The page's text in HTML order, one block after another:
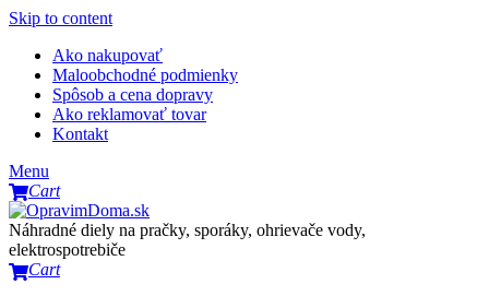
Skip to content
Ako nakupovať
Maloobchodné podmienky
Spôsob a cena dopravy
Ako reklamovať tovar
Kontakt
Menu
Cart
Náhradné diely na pračky, sporáky, ohrievače vody,
elektrospotrebiče
Cart